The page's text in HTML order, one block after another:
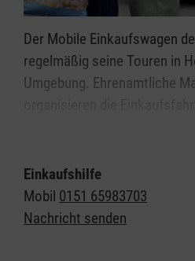
36367 Wartenberg
36367 Wartenberg
Der Mobile Einkaufswagen
regelmäßig seine Touren in
Umgebung. Ehrenamtliche
Menschen mit Behinderung,
selbstständig versorgen
werden Supermärkte und
Wenn Sie unser kostenfreies
Einkaufshilfe
Mobil 0151 65983703
Nachricht senden